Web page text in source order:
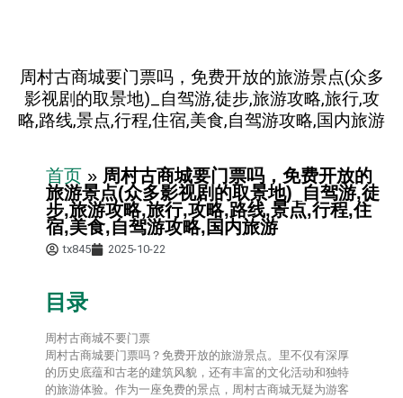
周村古商城要门票吗，免费开放的旅游景点(众多
影视剧的取景地)_自驾游,徒步,旅游攻略,旅行,攻
略,路线,景点,行程,住宿,美食,自驾游攻略,国内旅游
首页 » 周村古商城要门票吗，免费开放的
旅游景点(众多影视剧的取景地)_自驾游,徒
步,旅游攻略,旅行,攻略,路线,景点,行程,住
宿,美食,自驾游攻略,国内旅游
tx845 2025-10-22
目录
周村古商城不要门票
周村古商城要门票吗？免费开放的旅游景点。里不仅有深厚
的历史底蕴和古老的建筑风貌，还有丰富的文化活动和独特
的旅游体验。作为一座免费的景点，周村古商城无疑为游客